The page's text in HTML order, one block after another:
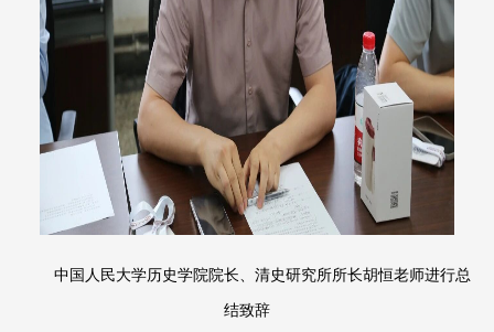
中国人民大学历史学院院长、清史研究所所长胡恒老师进行总
结致辞